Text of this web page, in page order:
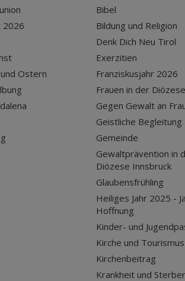
2026
Ostern
Bibel
Bildung und Religion
Denk Dich Neu Tirol
Exerzitien
Franziskusjahr 2026
Frauen in der Diözese
Gegen Gewalt an
Geistliche Begleitung
Gemeinde
Gewaltprävention in
Diözese Innsbruck
Glaubensfrühling
Heiliges Jahr 2025 -
Hoffnung
Kinder- und
Kirche und Tourismus
Kirchenbeitrag
Krankheit und